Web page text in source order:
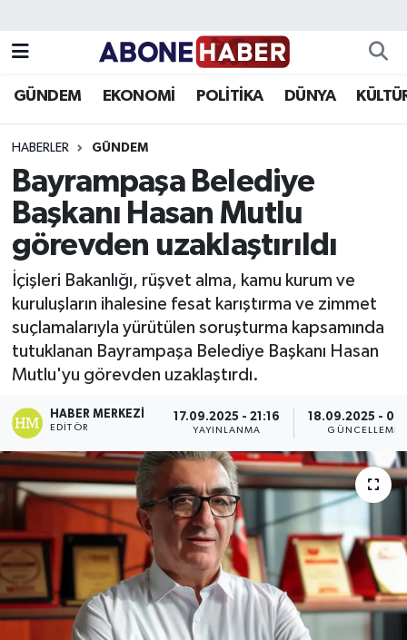
GÜNDEM EKONOMİ POLİTİKA DÜNYA
HABERLER GÜNDEM
Bayrampaşa Belediye
Başkanı Hasan Mutlu
görevden uzaklaştırıldı
İçişleri Bakanlığı, rüşvet alma, kamu kurum ve
kuruluşların ihalesine fesat karıştırma ve zimmet
suçlamalarıyla yürütülen soruşturma kapsamında
tutuklanan Bayrampaşa Belediye Başkanı Hasan
Mutlu'yu görevden uzaklaştırdı.
HABER MERKEZI
EDITÖR
17.09.2025 - 21:16
YAYINLANMA
18.09.2025 -
GÜNCELLEME
Asayiş
Bilim ve Teknoloji
Çevre
Dünya
Genel
Gündem
Haberde İnsan
Kültür Sanat
Süper Lig Puan Durumu ve Fikstür
Tüm Manşetler
Son Dakika Haberleri
Haber Arşivi